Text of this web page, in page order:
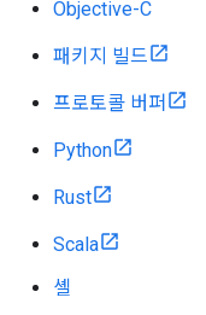
Objective-C
패키지 빌드
프로토콜 버퍼
Python
Rust
Scala
셸